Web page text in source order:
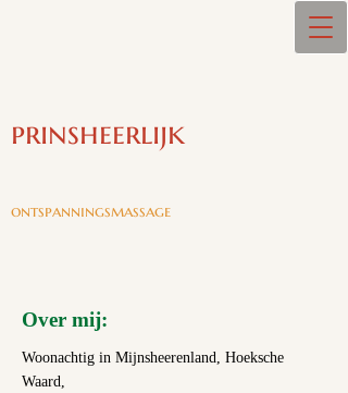
prinsheerlijk
ontspanningsmassage
Over mij:
Woonachtig in Mijnsheerenland, Hoeksche
Waard,